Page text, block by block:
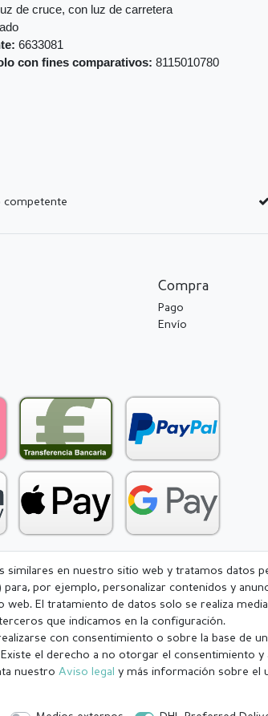
de cruce, con luz de carretera
6633081
con fines comparativos: 8115010780
competente
Compra
Pago
Envío
Política de Privacidad Condiciones generales
14:00 se envían el mismo día (lunes-viernes excepto
similares en nuestro sitio web y tratamos datos
para, por ejemplo, personalizar contenidos y
web. El tratamiento de datos solo se realiza
que indicamos en la configuración.
con consentimiento o sobre la base de
el derecho a no otorgar el consentimiento
nuestro Aviso legal y más información sobre el